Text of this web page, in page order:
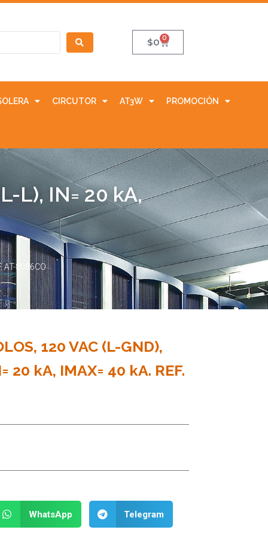
$0 0
CIRCUTOR AT3W PROMOCIÓN
L), IN= 20 kA,
AT-8086CO
120 VAC (L-GND),
20 kA, IMAX= 40 kA. REF.
WhatsApp Telegram